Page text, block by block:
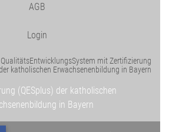
AGB
Login
mit Zertifizierung
katholischen Erwachsenenbildung in Bayern